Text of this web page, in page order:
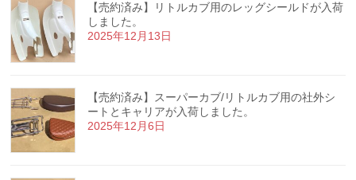
【売約済み】リトルカブ用のレッグシールドが入荷
しました。
2025年12月13日
【売約済み】スーパーカブ/リトルカブ用の社外シ
ートとキャリアが入荷しました。
2025年12月6日